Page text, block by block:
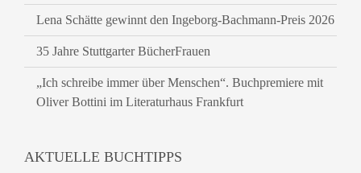
Lena Schätte gewinnt den Ingeborg-Bachmann-Preis 2026
35 Jahre Stuttgarter BücherFrauen
„Ich schreibe immer über Menschen“. Buchpremiere mit
Oliver Bottini im Literaturhaus Frankfurt
AKTUELLE BUCHTIPPS